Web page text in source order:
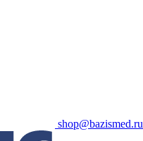
shop@bazismed.ru